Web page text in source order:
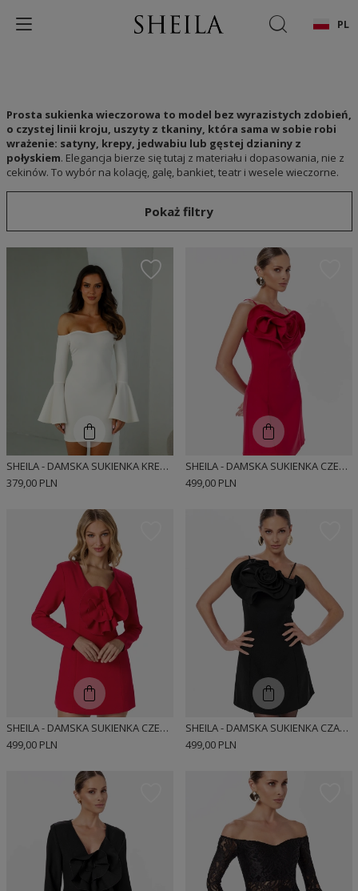
PL
Prosta sukienka wieczorowa to model bez wyrazistych zdobień,
o czystej linii kroju, uszyty z tkaniny, która sama w sobie robi
wrażenie: satyny, krepy, jedwabiu lub gęstej dzianiny z
połyskiem. Elegancja bierze się tutaj z materiału i dopasowania, nie z
cekinów. To wybór na kolację, galę, bankiet, teatr i wesele wieczorne.
Pokaż filtry
SHEILA - DAMSKA SUKIENKA KREMOWA ELEGANCKA DOPASOWANA 'DASTI CREAM'
379,00 PLN
SHEILA - DAMSKA SUKIENKA CZERWONA KLASYCZNA Z OZDOBNYMI FALBANAMI MINI 'HOLLYS'
499,00 PLN
SHEILA - DAMSKA SUKIENKA CZERWONA Z FALBANAMI MINI 'CAROLLE'
499,00 PLN
SHEILA - DAMSKA SUKIENKA CZARNA KLASYCZNA Z OZDOBNYMI FALBANAMI 'CRYSTAL'
499,00 PLN